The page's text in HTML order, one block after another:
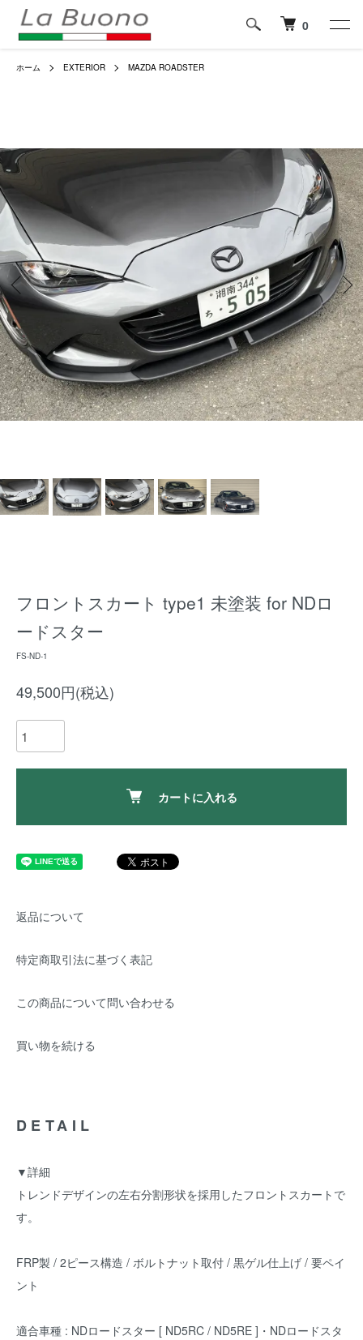
0
ホーム EXTERIOR MAZDA ROADSTER
フロントスカート type1 未塗装 for NDロ
ードスター
FS-ND-1
49,500円(税込)
カートに入れる
返品について
特定商取引法に基づく表記
この商品について問い合わせる
買い物を続ける
DETAIL
▼詳細
トレンドデザインの左右分割形状を採用したフロントスカートで
す。
FRP製 / 2ピース構造 / ボルトナット取付 / 黒ゲル仕上げ / 要ペイ
ント
適合車種 : NDロードスター [ ND5RC / ND5RE ]・NDロードスタ